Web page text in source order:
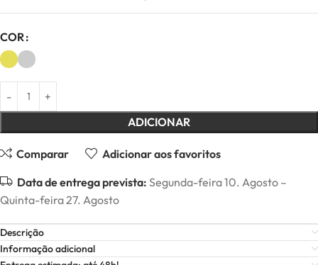
COR
ADICIONAR
Comparar Adicionar aos favoritos
Data de entrega prevista: Segunda-feira 10. Agosto –
Quinta-feira 27. Agosto
Descrição
Informação adicional